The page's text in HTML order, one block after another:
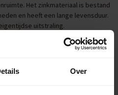
Over
Het zinkmateriaal is bestand
en heeft een lange levensduur.
uitstraling.
of kraan
het eenvoudig om een gieter te